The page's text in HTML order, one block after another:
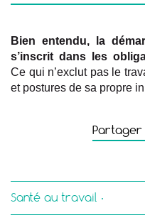
Bien entendu, la
s’inscrit dans les
Ce qui n’exclut pas le
et postures de sa propre
Partager
Santé au travail